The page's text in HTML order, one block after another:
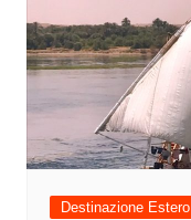
Destinazione Estero